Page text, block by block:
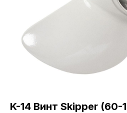
K-14 Винт Skipper (60-